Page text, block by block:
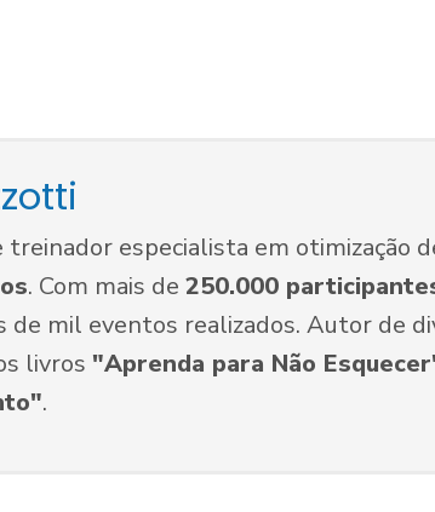
especialista em otimização
. Com mais de 250.000
de mil eventos realizados. Autor de
livros "Aprenda para Não
.